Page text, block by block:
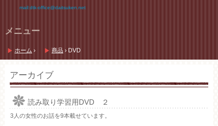
mail:dtk-office@daitsuken.net
メニュー
ン
ツ
へ
ッ
プ
ホーム › 商品 › DVD
アーカイブ
読み取り学習用DVD ２
3人の女性のお話を9本載せています。